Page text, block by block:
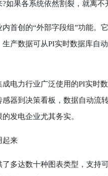
果各系统依然割裂，就离不
创的“外部字段组”功能。它
产数据可从PI实时数据库自
力行业广泛使用的PI实时
器到决策看板，数据自动流
发电企业尤其务实。
来
达数十种图表类型，支持